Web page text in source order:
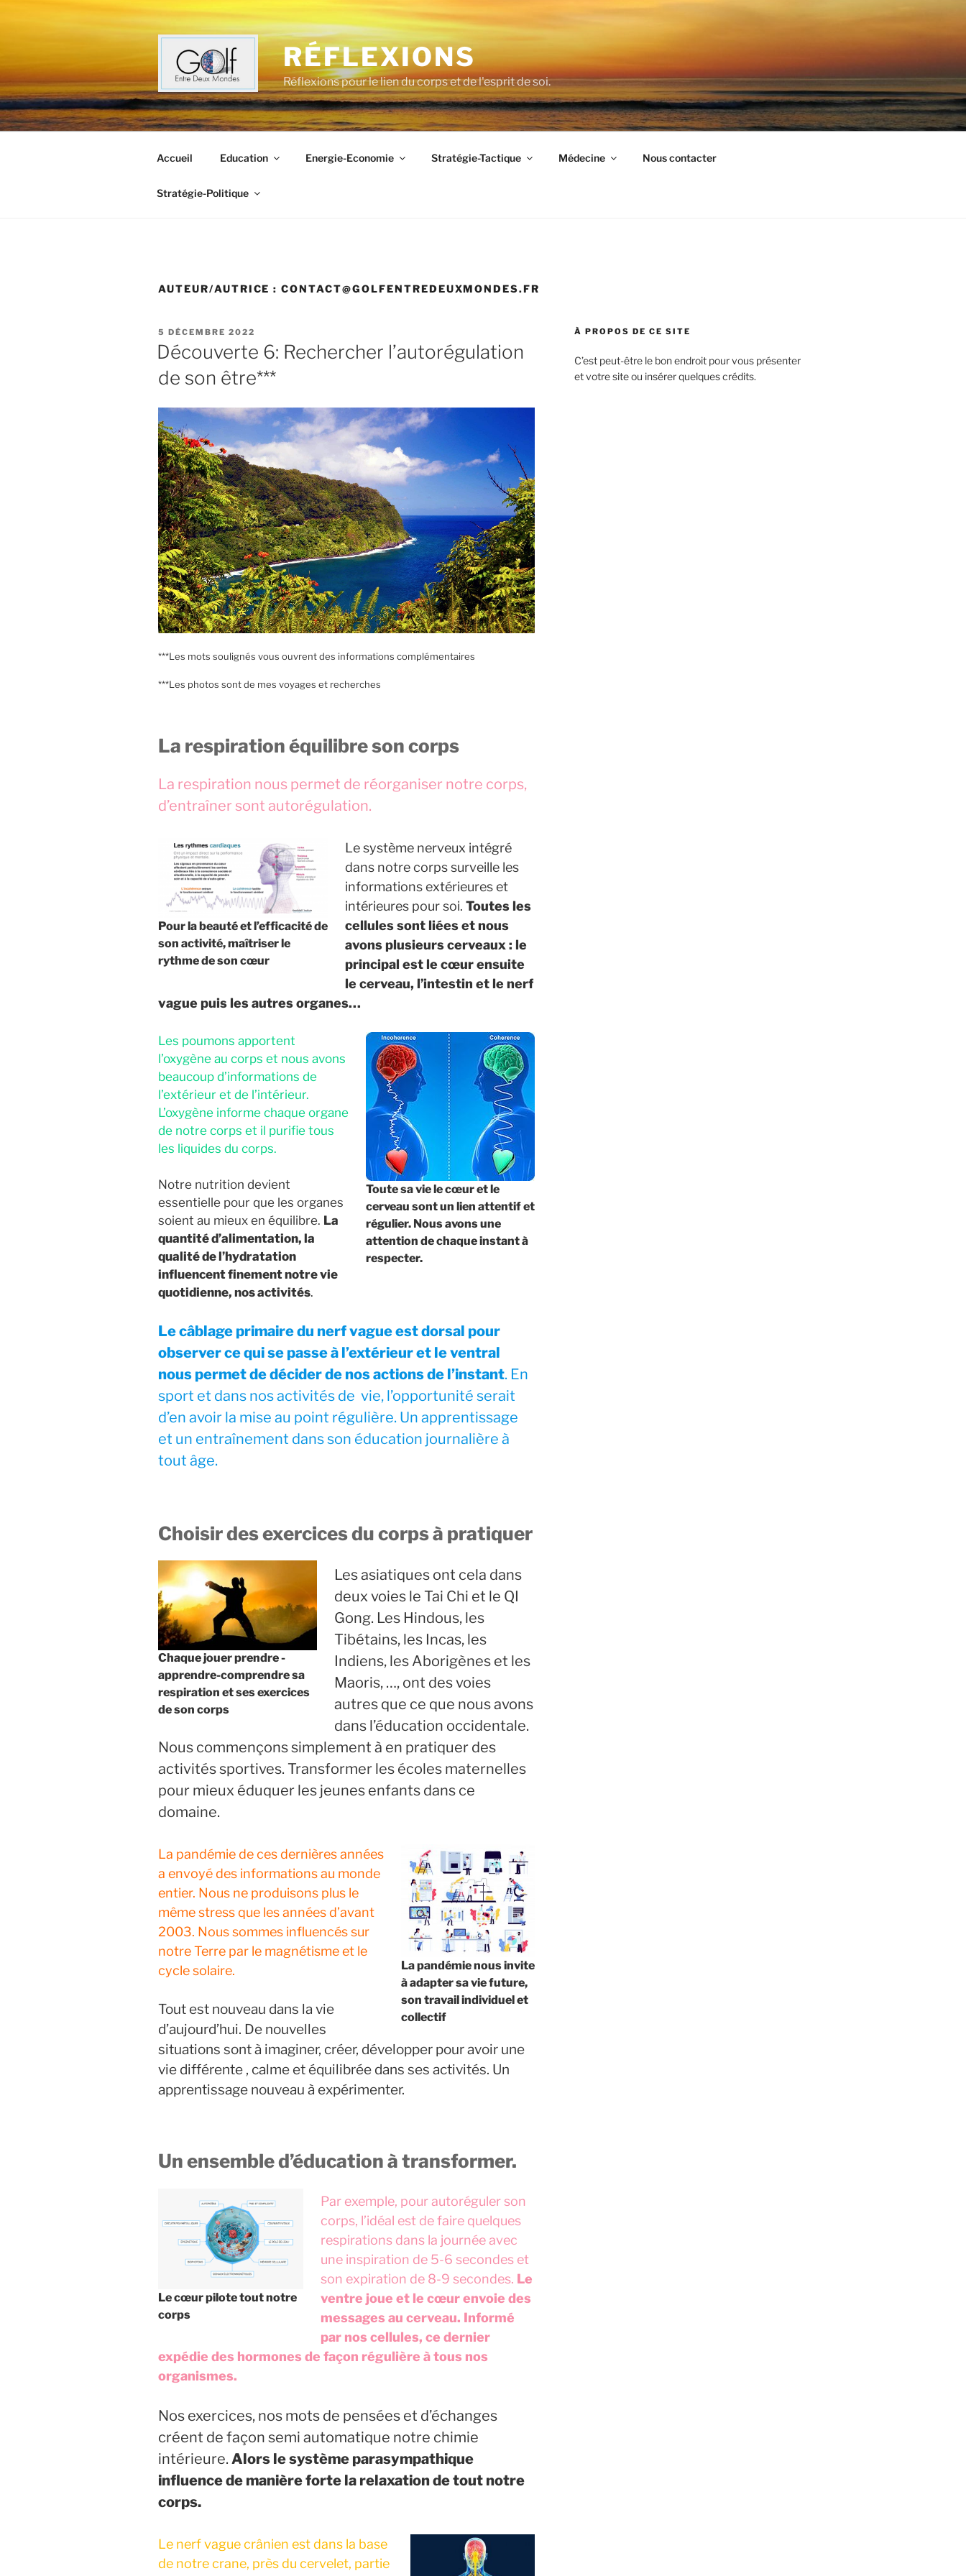
RÉFLEXIONS
Réflexions pour le lien du corps et de l'esprit de soi.
Accueil Education Energie-Economie Stratégie-Tactique Médecine Nous contacter
Stratégie-Politique
AUTEUR/AUTRICE :CONTACT@GOLFENTREDEUXMONDES.FR
PUBLIÉ
LE
5 DÉCEMBRE 2022
Découverte 6: Rechercher l’autorégulation
de son être***
***Les mots soulignés vous ouvrent des informations complémentaires
***Les photos sont de mes voyages et recherches
La respiration équilibre son corps
La respiration nous permet de réorganiser notre corps,
d’entraîner sont autorégulation.
Pour la beauté et l’efficacité de
son activité, maîtriser le
rythme de son cœur
Le système nerveux intégré
dans notre corps surveille les
informations extérieures et
intérieures pour soi. Toutes les
cellules sont liées et nous
avons plusieurs cerveaux : le
principal est le cœur ensuite
le cerveau, l’intestin et le nerf
vague puis les autres organes…
Toute sa vie le cœur et le
cerveau sont un lien attentifet
régulier. Nous avons une
attention de chaque instantà
respecter.
Les poumons apportent
l’oxygène au corps et nous avons
beaucoup d’informations de
l’extérieur et de l’intérieur.
L’oxygène informe chaque organe
de notre corps et il purifie tous
les liquides du corps.
Notre nutrition devient
essentielle pour que les organes
soient au mieux en équilibre. La
quantité d’alimentation, la
qualité de l’hydratation
influencent finement notre vie
quotidienne, nos activités.
Le câblage primaire du nerf vague est dorsal pour
observer ce qui se passe à l’extérieur et le ventral
nous permet de décider de nos actions de l’instant. En
sport et dans nos activités de vie, l’opportunité serait
d’en avoir la mise au point régulière. Un apprentissage
et un entraînement dans son éducation journalière à
tout âge.
Choisir des exercices du corps à pratiquer
Chaque jouer prendre -
apprendre-comprendre sa
respiration et ses exercices
de son corps
Les asiatiques ont cela dans
deux voies le Tai Chi et le QI
Gong. Les Hindous, les
Tibétains, les Incas, les
Indiens, les Aborigènes et les
Maoris, …, ont des voies
autres que ce que nous avons
dans l’éducation occidentale.
Nous commençons simplement à en pratiquer des
activités sportives. Transformer les écoles maternelles
pour mieux éduquer les jeunes enfants dans ce
domaine.
La pandémie nous invite
à adapter sa vie future,
son travail individuel et
collectif
La pandémie de ces dernières années
a envoyé des informations au monde
entier. Nous ne produisons plus le
même stress que les années d’avant
2003. Nous sommes influencés sur
notre Terre par le magnétisme et le
cycle solaire.
Tout est nouveau dans la vie
d’aujourd’hui. De nouvelles
situations sont à imaginer, créer, développer pour avoir une
vie différente , calme et équilibrée dans ses activités. Un
apprentissage nouveau à expérimenter.
Un ensemble d’éducation à transformer.
Le cœur pilote tout notre
corps
Par exemple, pour autoréguler son
corps, l’idéal est de faire quelques
respirations dans la journée avec
une inspiration de 5-6 secondes et
son expiration de 8-9 secondes. Le
ventre joue et le cœur envoie des
messages au cerveau. Informé
par nos cellules, ce dernier
expédie des hormones de façon régulière à tous nos
organismes.
Nos exercices, nos mots de pensées et d’échanges
créent de façon semi automatique notre chimie
intérieure. Alors le système parasympathique
influence de manière forte la relaxation de tout notre
corps.
Le nerf vague crânien est dans la base
de notre crane, près du cervelet, partie
À PROPOS DE CE SITE
C’est peut-être le bon endroit pour vous présenter
et votre site ou insérer quelques crédits.